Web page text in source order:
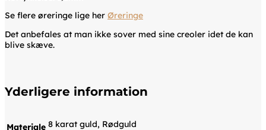
Se flere øreringe lige her Øreringe
Det anbefales at man ikke sover med sine creoler idet de kan
blive skæve.
Yderligere information
Materiale 8 karat guld, Rødguld